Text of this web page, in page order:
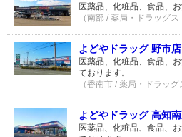
医薬品、化粧品、食品、
（南部 / 薬局・ドラッグ
よどやドラッグ 野市店
医薬品、化粧品、食品、
ております。
（香南市 / 薬局・ドラッ
よどやドラッグ 高知
医薬品、化粧品、食品、